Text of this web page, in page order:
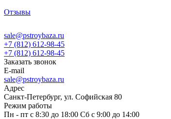
Отзывы
sale@pstroybaza.ru
+7 (812) 612-98-45
+7 (812) 612-98-45
Заказать звонок
E-mail
sale@pstroybaza.ru
Адрес
Санкт-Петербург, ул. Софийская 80
Режим работы
Пн - пт с 8:30 до 18:00 Сб с 9:00 до 14:00